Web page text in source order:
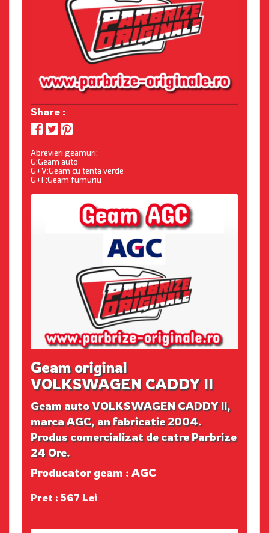
Share :
Abrevieri geamuri:
G:Geam auto
G+V:Geam cu tenta verde
G+F:Geam fumuriu
Geam original
VOLKSWAGEN CADDY II
Geam auto VOLKSWAGEN CADDY II,
marca AGC, an fabricatie 2004.
Produs comercializat de catre Parbrize
24 Ore.
Producator geam : AGC
Pret : 567 Lei